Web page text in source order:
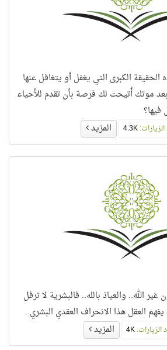
الكبرى التي يغفل أو يتغافل عنها
موتك أُتيحت لك فرصة بأن تقدم للأحياء
المزيد
الله.. والعياذ بالله.. فالبشرية لا ترفل
العقل هذا الانحراف العقدي البشري..
الزيارات: المزيد